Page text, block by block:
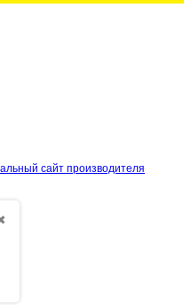
сайт производителя